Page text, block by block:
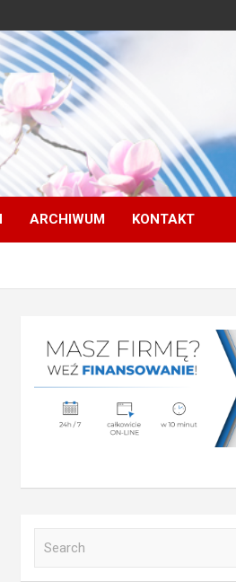
ARCHIWUM KONTAKT